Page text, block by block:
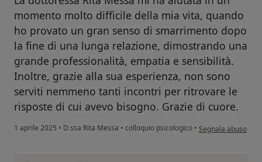
momento molto difficile della mia vita, quando
ho provato un gran senso di smarrimento dopo
la fine di una lunga relazione, dimostrando una
grande professionalità, empatia e sensibilità.
Inoltre, grazie alla sua esperienza, non sono
serviti nemmeno tanti incontri per ritrovare le
risposte di cui avevo bisogno. Grazie di cuore.
1 aprile 2025 • D.ssa Rita Messa • colloquio psicologico • secondo l'opinione
Segnala abuso